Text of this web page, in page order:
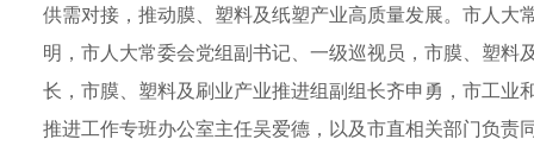
供需对接，推动膜、塑料及纸塑产业高质量发展。市人
明，市人大常委会党组副书记、一级巡视员，市膜、塑
长，市膜、塑料及刷业产业推进组副组长齐申勇，市工
推进工作专班办公室主任吴爱德，以及市直相关部门负